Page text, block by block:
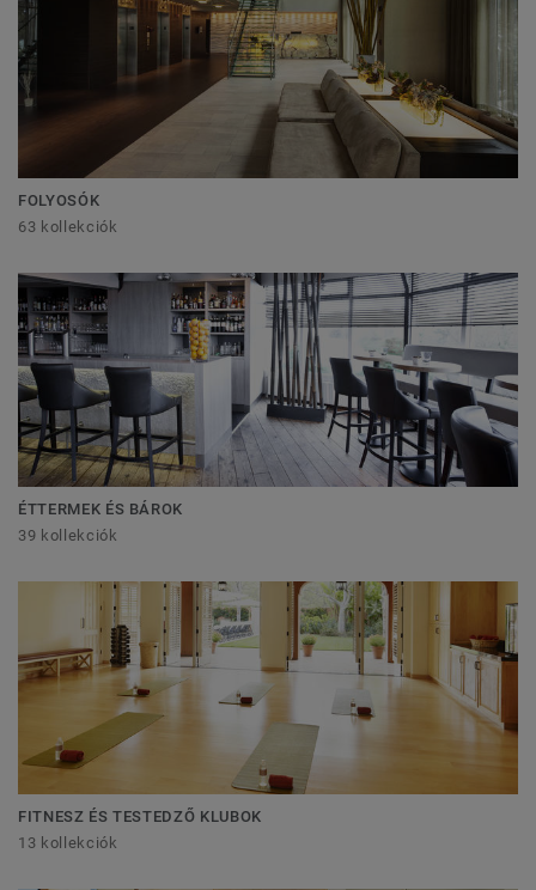
FOLYOSÓK
63 kollekciók
ÉTTERMEK ÉS BÁROK
39 kollekciók
FITNESZ ÉS TESTEDZŐ KLUBOK
13 kollekciók